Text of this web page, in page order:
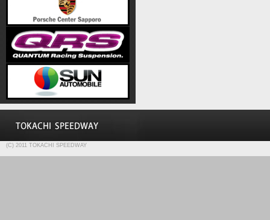
(C) 2011 TOKACHI SPEEDWAY